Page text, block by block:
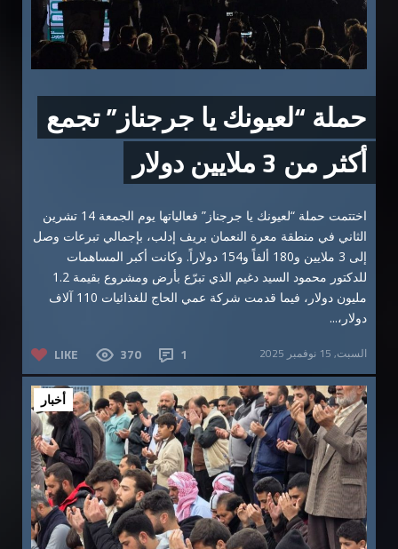
حملة “لعيونك يا جرجناز” تجمع
أكثر من 3 ملايين دولار
اختتمت حملة “لعيونك يا جرجناز” فعالياتها يوم الجمعة 14 تشرين
الثاني في منطقة معرة النعمان بريف إدلب، بإجمالي تبرعات وصل
إلى 3 ملايين و180 ألفاً و154 دولاراً. وكانت أكبر المساهمات
للدكتور محمود السيد دغيم الذي تبرّع بأرض ومشروع بقيمة 1.2
مليون دولار، فيما قدمت شركة عمي الحاج للغذائيات 110 آلاف
دولار،...
LIKE 370 1 السبت, 15 نوفمبر 2025
أخبار